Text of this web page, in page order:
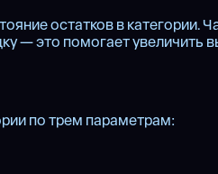
остатков в категории.
— это помогает увеличить
по трем параметрам: